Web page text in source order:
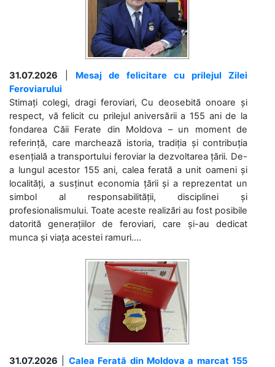
31.07.2026
Mesaj de felicitare cu prilejul Zilei
Feroviarului
Stimați colegi, dragi feroviari, Cu deosebită onoare și
respect, vă felicit cu prilejul aniversării a 155 ani de la
fondarea Căii Ferate din Moldova – un moment de
referință, care marchează istoria, tradiția și contribuția
esențială a transportului feroviar la dezvoltarea țării. De-
a lungul acestor 155 ani, calea ferată a unit oameni și
localități, a susținut economia țării și a reprezentat un
simbol al responsabilității, disciplinei și
profesionalismului. Toate aceste realizări au fost posibile
datorită generațiilor de feroviari, care și-au dedicat
munca și viața acestei ramuri....
31.07.2026
Calea Ferată din Moldova a marcat 155